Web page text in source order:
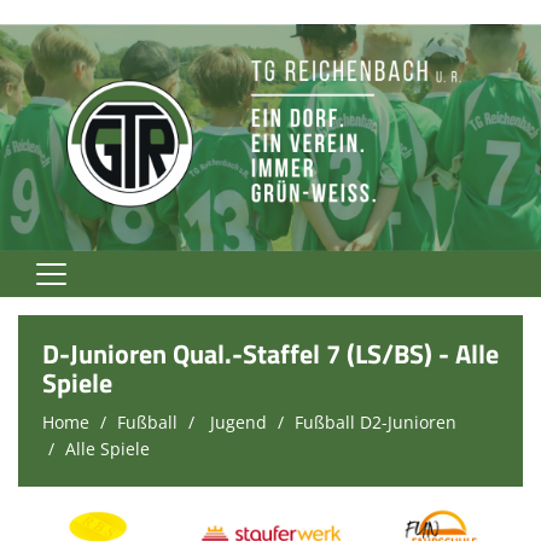
Home
TG Rockt!
Vereinsnews
Fußball
D-Junioren Qual.-Staffel 7 (LS/BS) - Alle
Spiele
Home Fußball Jugend
Fußball D2-Junioren
Alle Spiele